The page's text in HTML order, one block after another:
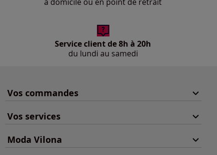
Service client de 8h à 20h
du lundi au samedi
Vos commandes
Vos services
Moda Vilona